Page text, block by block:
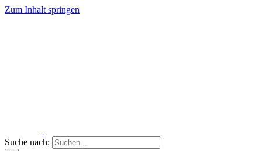
Zum Inhalt springen
Suche nach: